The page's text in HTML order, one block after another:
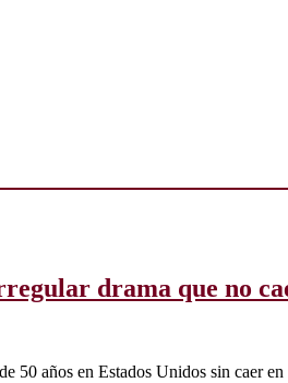
drama que no
50 años en Estados Unidos sin caer en